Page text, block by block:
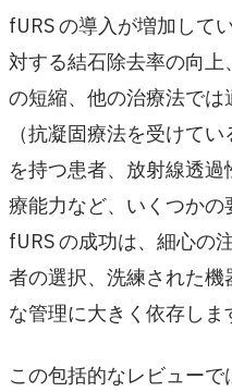
fURS の導入が増加して
対する結石除去率の向
の短縮、他の治療法で
（抗凝固療法を受けて
を持つ患者、放射線透
療能力など、いくつかの
fURS の成功は、細心の
者の選択、洗練された
な管理に大きく依存しま
この包括的なレビュー